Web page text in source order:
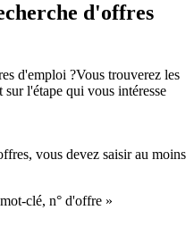
d'offres
d'emploi ?Vous trouverez les
l'étape qui vous intéresse
vous devez saisir au moins
clé, n° d'offre »